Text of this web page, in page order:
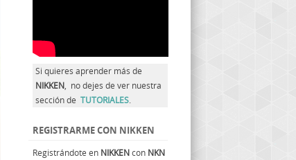
Si quieres aprender más de
NIKKEN, no dejes de ver nuestra
sección de TUTORIALES.
REGISTRARME CON NIKKEN
Registrándote en NIKKENcon NKN